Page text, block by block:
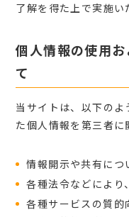
了解を得た上で実施い
個人情報の使用
て
当サイトは、以下のよ
た個人情報を第三者に
情報開示や共有につ
各種法令などにより
各種サービスの質的